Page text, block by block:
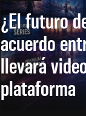
¿El futuro
acuerdo
llevará
plataforma